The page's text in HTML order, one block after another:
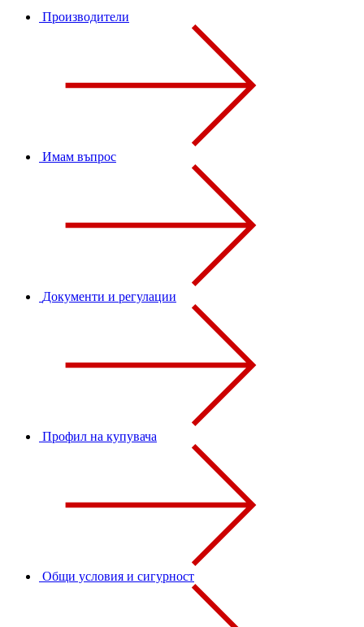
Производители
Имам въпрос
Документи и регулации
Профил на купувача
Общи условия и сигурност